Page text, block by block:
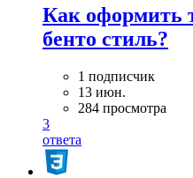
Как оформить
бенто стиль?
1 подписчик
13 июн.
284 просмотра
3
ответа